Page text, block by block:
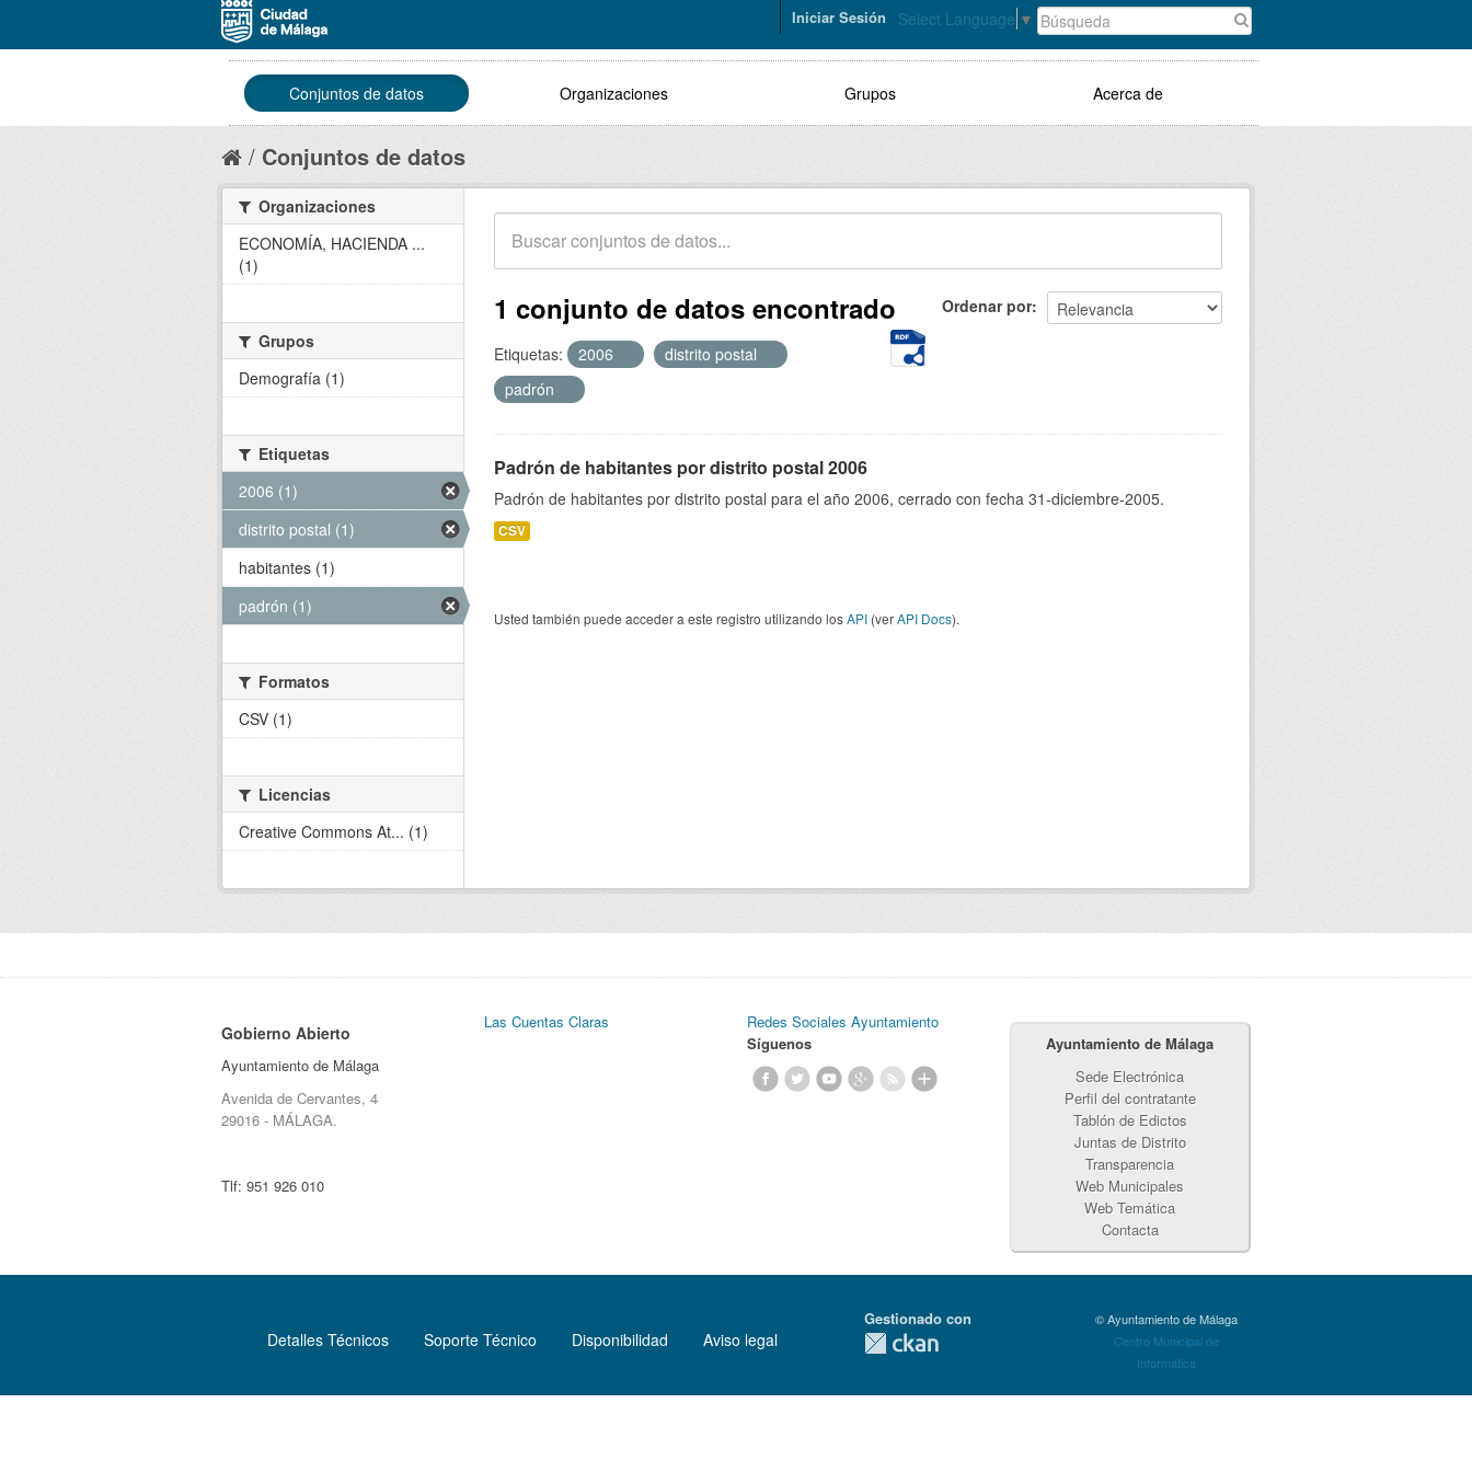
Select Language ▼
Iniciar Sesión
Conjuntos de datos Organizaciones Grupos Acerca de
Conjuntos de datos
Ordenar por
1 conjunto de datos encontrado
Etiquetas: 2006
distrito postal
padrón
Padrón de habitantes por distrito postal 2006
Padrón de habitantes por distrito postal para el año 2006, cerrado con fecha 31-diciembre-2005.
CSV
Usted también puede acceder a este registro utilizando losAPI (verAPI Docs).
Organizaciones
ECONOMÍA, HACIENDA ...
(1)
Grupos
Demografía (1)
Etiquetas
2006 (1)
distrito postal (1)
habitantes (1)
padrón (1)
Formatos
CSV (1)
Licencias
Creative Commons At... (1)
Gobierno Abierto
Ayuntamiento de Málaga
Avenida de Cervantes, 4
29016 - MÁLAGA.
Tlf: 951 926 010
Las Cuentas Claras
Redes Sociales Ayuntamiento
Síguenos
Ayuntamiento de Málaga
Sede Electrónica
Perfil del contratante
Tablón de Edictos
Juntas de Distrito
Transparencia
Web Municipales
Web Temática
Contacta
Detalles Técnicos Soporte Técnico Disponibilidad Aviso legal
Gestionado con
© Ayuntamiento de Málaga
Centro Municipal de
Informática